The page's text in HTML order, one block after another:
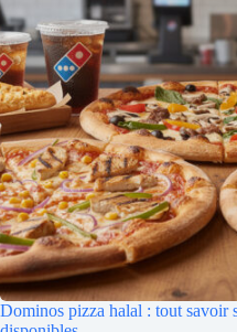
Dominos pizza halal : tout savoir